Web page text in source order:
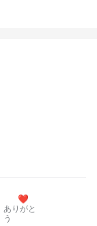
❤️
ありがと
う